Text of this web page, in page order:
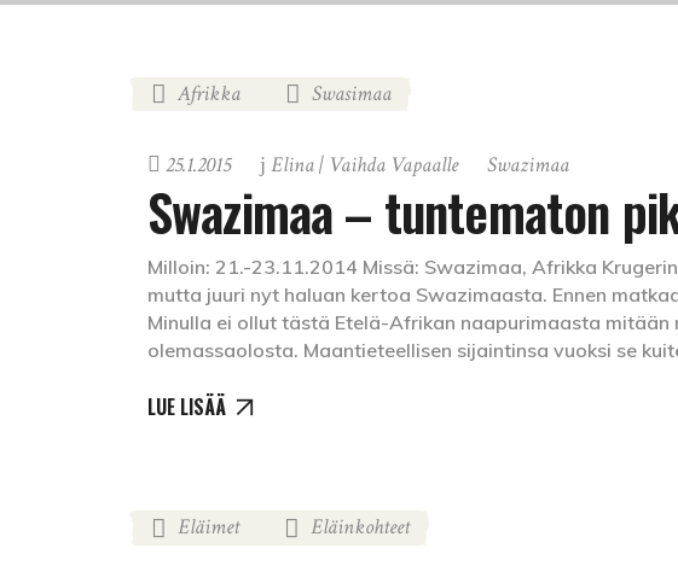
Afrikka Swasimaa
25.1.2015 Elina | Vaihda Vapaalle Swazimaa
Swazimaa – tuntematon
Milloin: 21.-23.11.2014 Missä: Swazimaa, Afrikka
mutta juuri nyt haluan kertoa Swazimaasta. Ennen
Minulla ei ollut tästä Etelä-Afrikan naapurimaasta
olemassaolosta. Maantieteellisen sijaintinsa vuoksi se
LUE LISÄÄ
Eläimet Eläinkohteet